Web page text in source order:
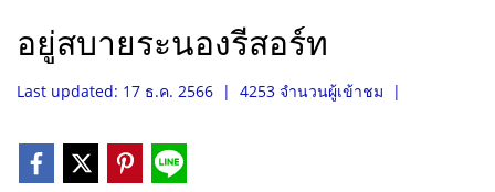
อยู่สบายระนองรีสอร์ท
Last updated: 17 ธ.ค. 2566 | 4253 จำนวนผู้เข้าชม |